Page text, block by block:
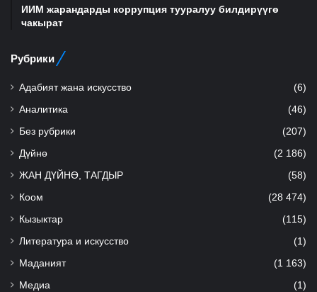
ИИМ жарандарды коррупция тууралуу билдирүүгө
чакырат
Рубрики
Адабият жана искусство (6)
Аналитика (46)
Без рубрики (207)
Дүйнө (2 186)
ЖАН ДҮЙНӨ, ТАГДЫР (58)
Коом (28 474)
Кызыктар (115)
Литература и искусство (1)
Маданият (1 163)
Медиа (1)